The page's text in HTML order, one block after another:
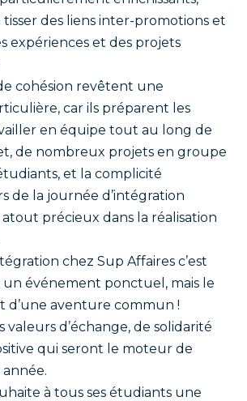
des liens inter-promotions et
expériences et des projets
cohésion revêtent une
car ils préparent les
en équipe tout au long de
de nombreux projets en groupe
et la complicité
de la journée d’intégration
précieux dans la réalisation
chez Sup Affaires c’est
un événement ponctuel, mais le
d’une aventure commun !
valeurs d’échange, de solidarité
qui seront le moteur de
à tous ses étudiants une